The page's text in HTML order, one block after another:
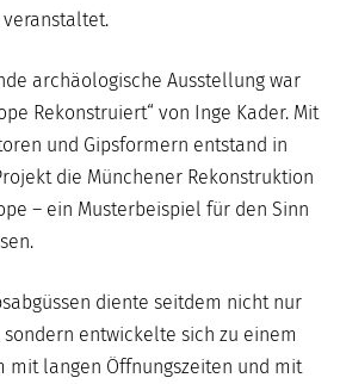
archäologische Ausstellung war
Rekonstruiert“ von Inge Kader. Mit
und Gipsformern entstand in
die Münchener Rekonstruktion
– ein Musterbeispiel für den Sinn
diente seitdem nicht nur
sondern entwickelte sich zu einem
mit langen Öffnungszeiten und mit